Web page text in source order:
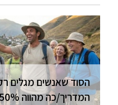
הסוד שאנשים מגלים
המדריך/כה מהווה 50% מהצלחת הטיול